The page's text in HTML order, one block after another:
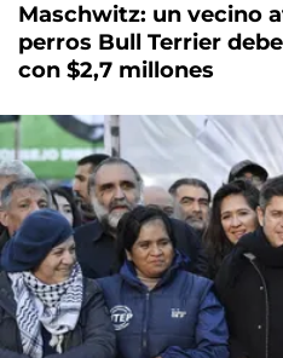
Maschwitz: un vecino
perros Bull Terrier
con $2,7 millones